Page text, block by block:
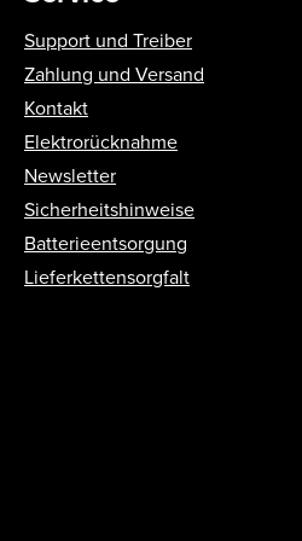
Support und Treiber
Zahlung und Versand
Kontakt
Elektrorücknahme
Newsletter
Sicherheitshinweise
Batterieentsorgung
Lieferkettensorgfalt